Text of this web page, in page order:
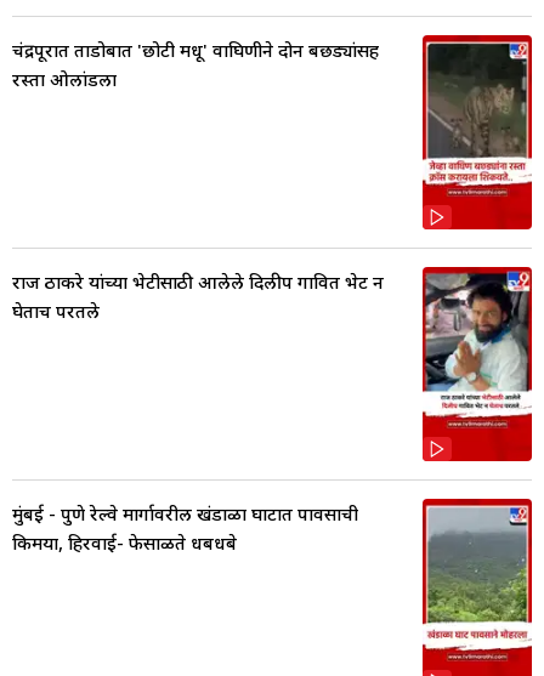
चंद्रपूरात ताडोबात 'छोटी मधू' वाघिणीने दोन बछड्यांसह
रस्ता ओलांडला
राज ठाकरे यांच्या भेटीसाठी आलेले दिलीप गावित भेट न
घेताच परतले
मुंबई - पुणे रेल्वे मार्गावरील खंडाळा घाटात पावसाची
किमया, हिरवाई- फेसाळते धबधबे